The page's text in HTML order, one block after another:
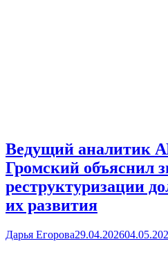
Ведущий аналитик
Громский объяснил
реструктуризации
их развития
Дарья Егорова29.04.2026